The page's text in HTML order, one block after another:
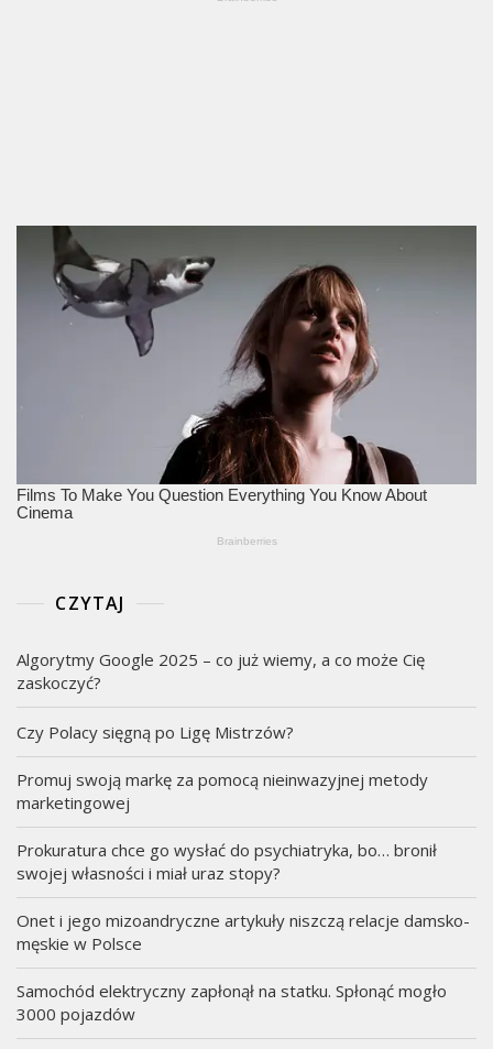
CZYTAJ
Algorytmy Google 2025 – co już wiemy, a co może Cię
zaskoczyć?
Czy Polacy sięgną po Ligę Mistrzów?
Promuj swoją markę za pomocą nieinwazyjnej metody
marketingowej
Prokuratura chce go wysłać do psychiatryka, bo… bronił
swojej własności i miał uraz stopy?
Onet i jego mizoandryczne artykuły niszczą relacje damsko-
męskie w Polsce
Samochód elektryczny zapłonął na statku. Spłonąć mogło
3000 pojazdów